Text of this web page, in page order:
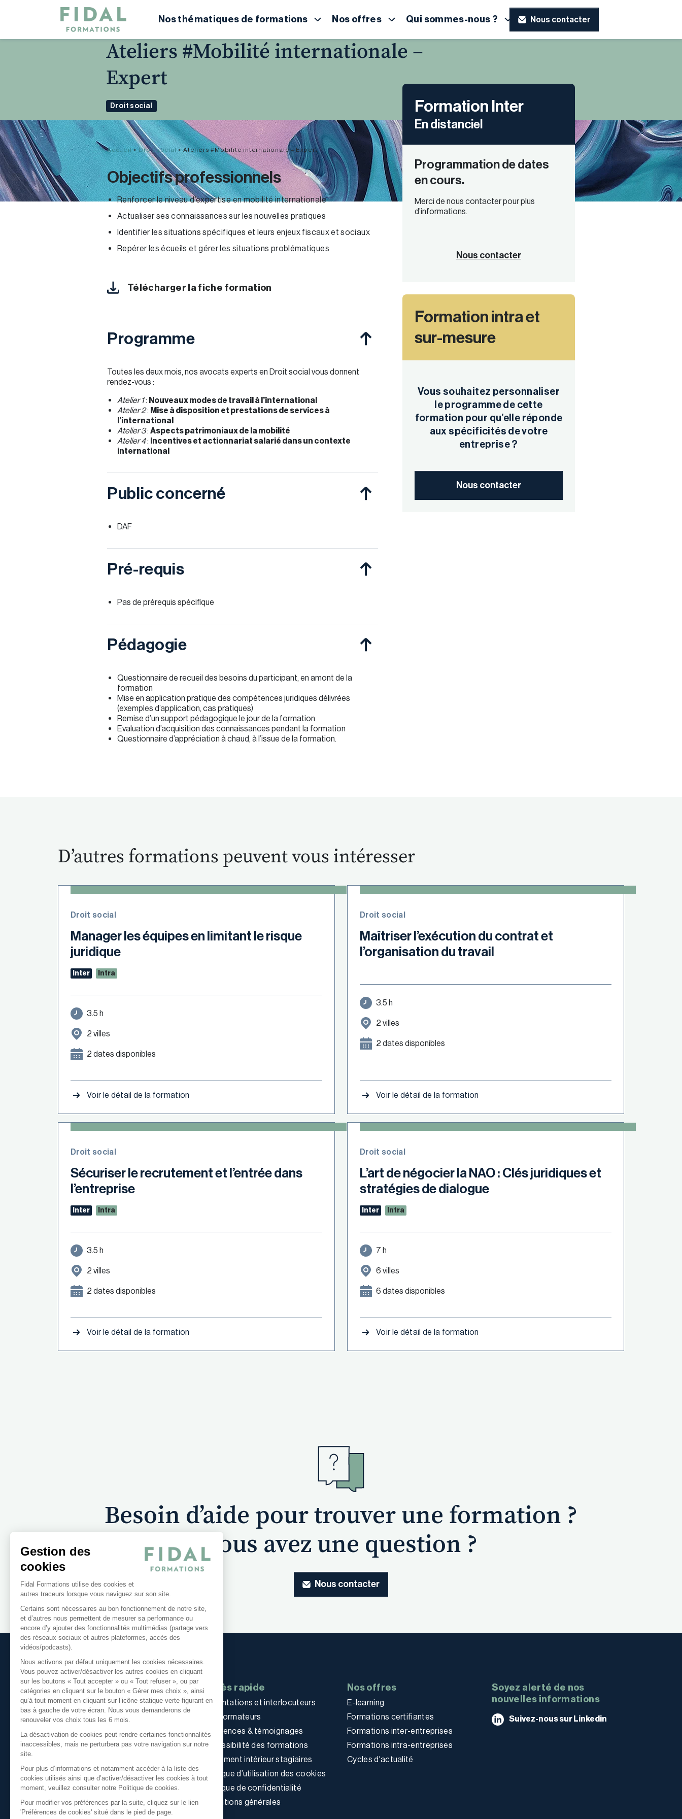
Gestion des
cookies
Fidal Formations utilise des cookies et
autres traceurs lorsque vous naviguez sur son site.
Certains sont nécessaires au bon fonctionnement de notre site,
et d’autres nous permettent de mesurer sa performance ou
encore d’y ajouter des fonctionnalités multimédias (partage vers
des réseaux sociaux et autres plateformes, accès des
vidéos/podcasts).
Nous activons par défaut uniquement les cookies nécessaires.
Vous pouvez activer/désactiver les autres cookies en cliquant
sur les boutons « Tout accepter » ou « Tout refuser », ou par
catégories en cliquant sur le bouton « Gérer mes choix », ainsi
qu’à tout moment en cliquant sur l’icône statique verte figurant en
bas à gauche de votre écran. Nous vous demanderons de
renouveler vos choix tous les 6 mois.
La désactivation de cookies peut rendre certaines fonctionnalités
inaccessibles, mais ne perturbera pas votre navigation sur notre
site.
Pour plus d’informations et notamment accéder à la liste des
cookies utilisés ainsi que d’activer/désactiver les cookies à tout
moment, veuillez consulter notre Politique de cookies.
Pour modifier vos préférences par la suite, cliquez sur le lien
'Préférences de cookies' situé dans le pied de page.
Nos thématiques de formations Nos offres Qui sommes-nous ? Nous contacter
Ateliers #Mobilité internationale –
Expert
Droit social
Accueil>Droit social>Ateliers #Mobilité internationale – Expert
Objectifs professionnels
Renforcer le niveau d’expertise en mobilité internationale
Actualiser ses connaissances sur les nouvelles pratiques
Identifier les situations spécifiques et leurs enjeux fiscaux et sociaux
Repérer les écueils et gérer les situations problématiques
Télécharger la fiche formation
Programme
Toutes les deux mois, nos avocats experts en Droit social vous donnent
rendez-vous :
Atelier 1: Nouveaux modes de travail à l’international
Atelier 2: Mise à disposition et prestations de services à
l’international
Atelier 3: Aspects patrimoniaux de la mobilité
Atelier 4: Incentives et actionnariat salarié dans un contexte
international
Public concerné
DAF
Pré-requis
Pas de prérequis spécifique
Pédagogie
Questionnaire de recueil des besoins du participant, en amont de la
formation
Mise en application pratique des compétences juridiques délivrées
(exemples d’application, cas pratiques)
Remise d’un support pédagogique le jour de la formation
Evaluation d’acquisition des connaissances pendant la formation
Questionnaire d’appréciation à chaud, à l’issue de la formation.
Formation Inter
En distanciel
Programmation de dates
en cours.
Merci de nous contacter pour plus
d’informations.
Nous contacter
Formation intra et
sur-mesure
Vous souhaitez personnaliser
le programme de cette
formation pour qu’elle réponde
aux spécificités de votre
entreprise ?
Nous contacter
D’autres formations peuvent vous intéresser
Droit social
Manager les équipes en limitant le risque
juridique
Inter Intra
3.5 h
2 villes
2 dates disponibles
Voir le détail de la formation
Droit social
Maîtriser l’exécution du contrat et
l’organisation du travail
3.5 h
2 villes
2 dates disponibles
Voir le détail de la formation
Droit social
Sécuriser le recrutement et l’entrée dans
l’entreprise
Inter Intra
3.5 h
2 villes
2 dates disponibles
Voir le détail de la formation
Droit social
L’art de négocier la NAO : Clés juridiques et
stratégies de dialogue
Inter Intra
7 h
6 villes
6 dates disponibles
Voir le détail de la formation
Besoin d’aide pour trouver une formation ?
Vous avez une question ?
Nous contacter
Accès rapide
Implantations et interlocuteurs
Nos formateurs
Références & témoignages
Accessibilité des formations
Règlement intérieur stagiaires
Politique d’utilisation des cookies
Politique de confidentialité
Conditions générales
Nos offres
E-learning
Formations certifiantes
Formations inter-entreprises
Formations intra-entreprises
Cycles d'actualité
Soyez alerté de nos
nouvelles informations
Suivez-nous sur Linkedin